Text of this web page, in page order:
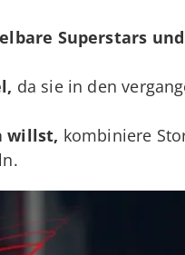
Superstars
da sie in den
willst, kombiniere